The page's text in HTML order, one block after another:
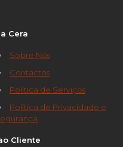
Cera
Sobre Nós
Contactos
Política de Serviços
Política de Privacidade e
Cliente